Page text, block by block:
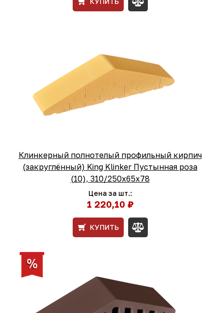
Клинкерный полнотелый профильный кирпич
(закруглённый) King Klinker Пустынная роза
(10), 310/250x65x78
Цена за шт.:
1 220,10 ₽
КУПИТЬ